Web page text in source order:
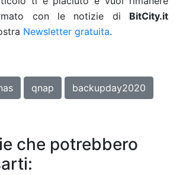
con le notizie di BitCity.it
Newsletter gratuita.
qnap backupday2020
che potrebbero